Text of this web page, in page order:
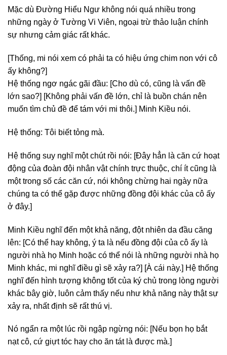
Mặc dù Đường Hiểu Ngư không nói quá nhiều trong
những ngày ở Tường Vi Viên, ngoại trừ thảo luận chính
sự nhưng cảm giác rất khác.
[Thống, mi nói xem có phải ta có hiệu ứng chim non với cô
ấy không?]
Hệ thống ngơ ngác gãi đầu: [Cho dù có, cũng là vấn đề
lớn sao?] [Không phải vấn đề lớn, chỉ là buồn chán nên
muốn tìm chủ đề để tám với mi thôi.] Minh Kiều nói.
Hệ thống: Tôi biết tỏng mà.
Hệ thống suy nghĩ một chút rồi nói: [Đây hẳn là căn cứ hoạt
động của đoàn đội nhân vật chính trực thuộc, chí ít cũng là
một trong số các căn cứ, nói không chừng hai ngày nữa
chúng ta có thể gặp được những đồng đội khác của cô ấy
ở đây.]
Minh Kiều nghĩ đến một khả năng, đột nhiên da đầu căng
lên: [Có thể hay không, ý ta là nếu đồng đội của cô ấy là
người nhà họ Minh hoặc có thể nói là những người nhà họ
Minh khác, mi nghĩ điều gì sẽ xảy ra?] [À cái này.] Hệ thống
nghĩ đến hình tượng không tốt của ký chủ trong lòng người
khác bây giờ, luôn cảm thấy nếu như khả năng này thật sự
xảy ra, nhất định sẽ rất thú vị.
Nó ngẩn ra một lúc rồi ngập ngừng nói: [Nếu bọn họ bắt
nạt cô, cứ giựt tóc hay cho ăn tát là được mà.]